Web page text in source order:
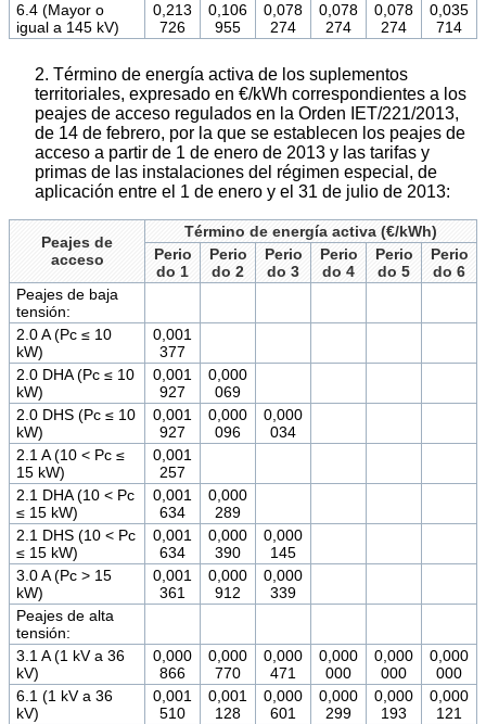
6.4 (Mayor o
igual a 145 kV)
0,213
726
0,106
955
0,078
274
0,078
274
0,078
274
0,035
714
2. Término de energía activa de los suplementos
territoriales, expresado en €/kWh correspondientes a los
peajes de acceso regulados en la Orden IET/221/2013,
de 14 de febrero, por la que se establecen los peajes de
acceso a partir de 1 de enero de 2013 y las tarifas y
primas de las instalaciones del régimen especial, de
aplicación entre el 1 de enero y el 31 de julio de 2013:
Peajes de
acceso
Término de energía activa (€/kWh)
Perio
do 1
Perio
do 2
Perio
do 3
Perio
do 4
Perio
do 5
Perio
do 6
Peajes de baja
tensión:
2.0 A (Pc ≤ 10
kW)
0,001
377
2.0 DHA (Pc ≤ 10
kW)
0,001
927
0,000
069
2.0 DHS (Pc ≤ 10
kW)
0,001
927
0,000
096
0,000
034
2.1 A (10 < Pc ≤
15 kW)
0,001
257
2.1 DHA (10 < Pc
≤ 15 kW)
0,001
634
0,000
289
2.1 DHS (10 < Pc
≤ 15 kW)
0,001
634
0,000
390
0,000
145
3.0 A (Pc > 15
kW)
0,001
361
0,000
912
0,000
339
Peajes de alta
tensión:
3.1 A (1 kV a 36
kV)
0,000
866
0,000
770
0,000
471
0,000
000
0,000
000
0,000
000
6.1 (1 kV a 36
kV)
0,001
510
0,001
128
0,000
601
0,000
299
0,000
193
0,000
121